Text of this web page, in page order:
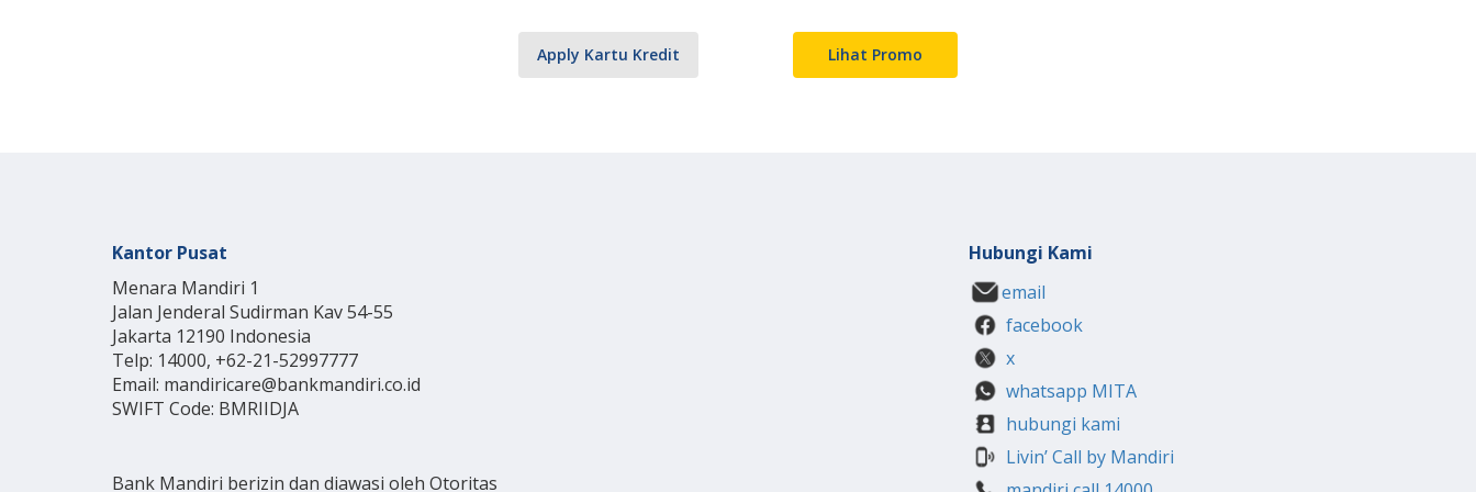
Apply Kartu Kredit Lihat Promo
Kantor Pusat
Menara Mandiri 1
Jalan Jenderal Sudirman Kav 54-55
Jakarta 12190 Indonesia
Telp: 14000, +62-21-52997777
Email: mandiricare@bankmandiri.co.id
SWIFT Code: BMRIIDJA
Bank Mandiri berizin dan diawasi oleh Otoritas
Hubungi Kami
email
facebook
x
whatsapp MITA
hubungi kami
Livin’ Call by Mandiri